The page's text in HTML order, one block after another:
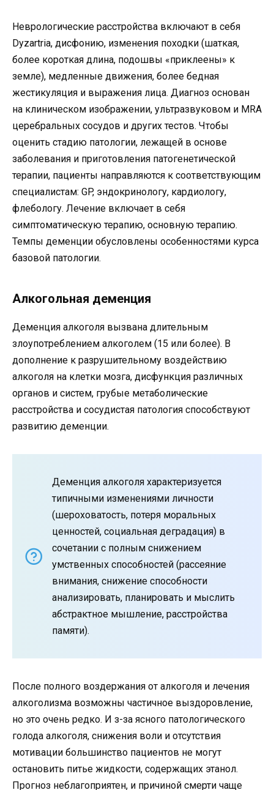
Неврологические расстройства включают в себя
Dyzartria, дисфонию, изменения походки (шаткая,
более короткая длина, подошвы «приклеены» к
земле), медленные движения, более бедная
жестикуляция и выражения лица. Диагноз основан
на клиническом изображении, ультразвуковом и MRA
церебральных сосудов и других тестов. Чтобы
оценить стадию патологии, лежащей в основе
заболевания и приготовления патогенетической
терапии, пациенты направляются к соответствующим
специалистам: GP, эндокринологу, кардиологу,
флебологу. Лечение включает в себя
симптоматическую терапию, основную терапию.
Темпы деменции обусловлены особенностями курса
базовой патологии.
Алкогольная деменция
Деменция алкоголя вызвана длительным
злоупотреблением алкоголем (15 или более). В
дополнение к разрушительному воздействию
алкоголя на клетки мозга, дисфункция различных
органов и систем, грубые метаболические
расстройства и сосудистая патология способствуют
развитию деменции.
Деменция алкоголя характеризуется
типичными изменениями личности
(шероховатость, потеря моральных
ценностей, социальная деградация) в
сочетании с полным снижением
умственных способностей (рассеяние
внимания, снижение способности
анализировать, планировать и мыслить
абстрактное мышление, расстройства
памяти).
После полного воздержания от алкоголя и лечения
алкоголизма возможны частичное выздоровление,
но это очень редко. И з-за ясного патологического
голода алкоголя, снижения воли и отсутствия
мотивации большинство пациентов не могут
остановить питье жидкости, содержащих этанол.
Прогноз неблагоприятен, и причиной смерти чаще